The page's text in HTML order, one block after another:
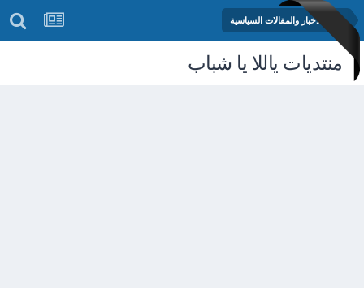
منتدى الأخبار والمقالات السياسية
منتديات ياللا يا شباب